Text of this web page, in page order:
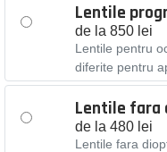
Lentile
de la 850 lei
Lentile pentru
diferite pentru
Lentile fara
de la 480 lei
Lentile fara